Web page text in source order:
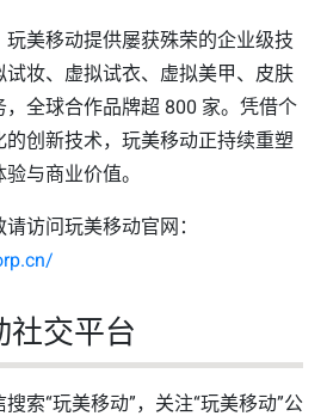
美移动提供屡获殊荣的企业级技
妆、虚拟试衣、虚拟美甲、皮肤
全球合作品牌超 800 家。凭借个
创新技术，玩美移动正持续重塑
与商业价值。
访问玩美移动官网：
社交平台
索“玩美移动”，关注“玩美移动”公